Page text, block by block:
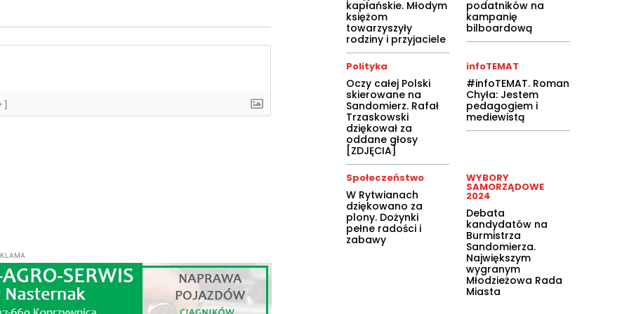
kapłańskie. Młodym
księżom
towarzyszyły
rodziny i przyjaciele
podatników na
kampanię
bilboardową
Polityka
Oczy całej Polski
skierowane na
Sandomierz. Rafał
Trzaskowski
dziękował za
oddane głosy
[ZDJĘCIA]
infoTEMAT
#infoTEMAT. Roman
Chyła: Jestem
pedagogiem i
mediewistą
Społeczeństwo
W Rytwianach
dziękowano za
plony. Dożynki
pełne radości i
zabawy
WYBORY
SAMORZĄDOWE
2024
Debata
kandydatów na
Burmistrza
Sandomierza.
Największym
wygranym
Młodzieżowa Rada
Miasta